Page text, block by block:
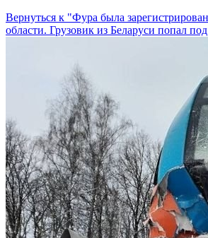
Вернуться к "Фура была
области. Грузовик из Беларуси попал